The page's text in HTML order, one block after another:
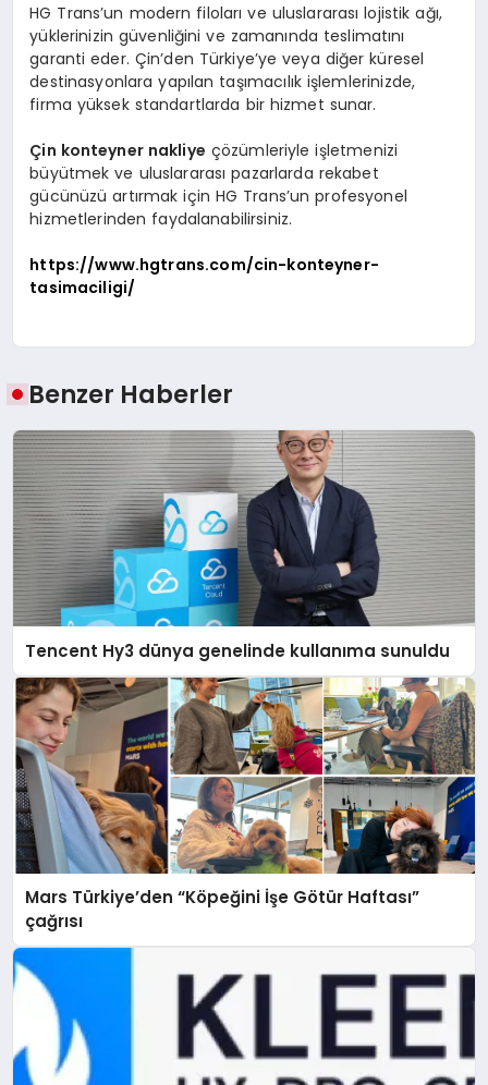
HG Trans’un modern filoları ve uluslararası lojistik ağı,
yüklerinizin güvenliğini ve zamanında teslimatını
garanti eder. Çin’den Türkiye’ye veya diğer küresel
destinasyonlara yapılan taşımacılık işlemlerinizde,
firma yüksek standartlarda bir hizmet sunar.
Çin konteyner nakliye çözümleriyle işletmenizi
büyütmek ve uluslararası pazarlarda rekabet
gücünüzü artırmak için HG Trans’un profesyonel
hizmetlerinden faydalanabilirsiniz.
https://www.hgtrans.com/cin-konteyner-
tasimaciligi/
Benzer Haberler
Tencent Hy3 dünya genelinde kullanıma sunuldu
Mars Türkiye’den “Köpeğini İşe Götür Haftası”
çağrısı